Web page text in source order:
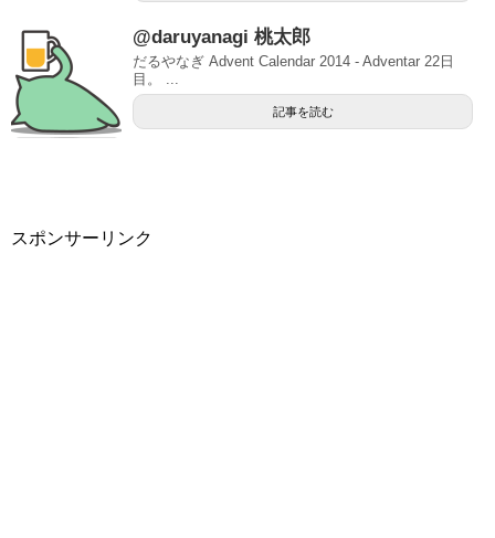
@daruyanagi 桃太郎
だるやなぎ Advent Calendar 2014 - Adventar 22日
目。 ...
記事を読む
スポンサーリンク